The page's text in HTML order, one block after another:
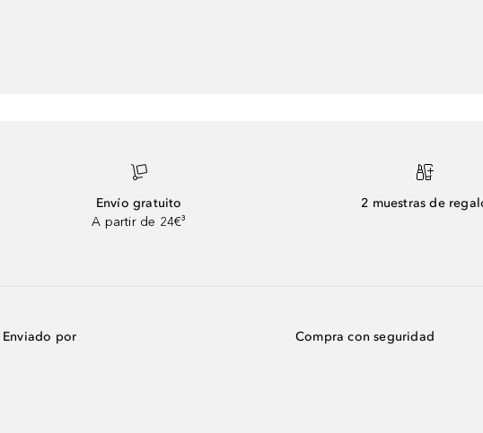
Envío gratuito
A partir de 24€³
2 muestras de
Enviado por Compra con seguridad